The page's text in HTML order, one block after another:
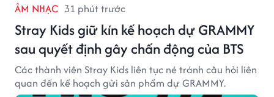
ÂM NHẠC 31 phút trước
Stray Kids giữ kín kế hoạch dự GRAMMY
sau quyết định gây chấn động của BTS
Các thành viên Stray Kids liên tục né tránh câu hỏi liên
quan đến kế hoạch gửi sản phẩm dự GRAMMY.